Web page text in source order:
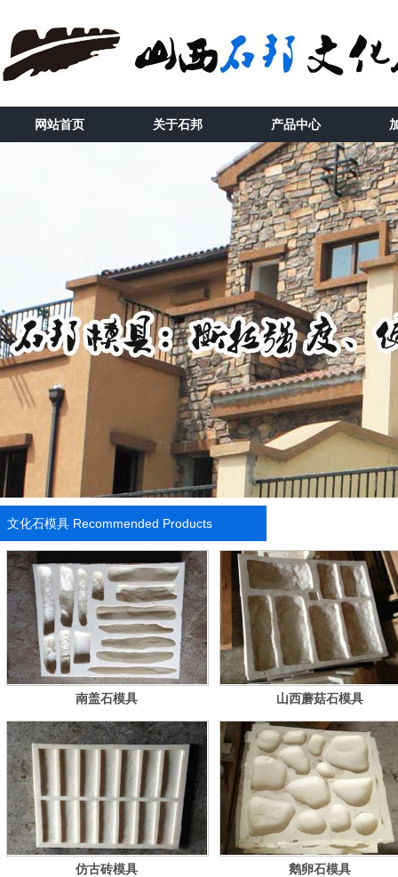
网站首页 关于石邦 产品中心
文化石模具 Recommended Products
南盖石模具 山西蘑菇石模具
仿古砖模具 鹅卵石模具